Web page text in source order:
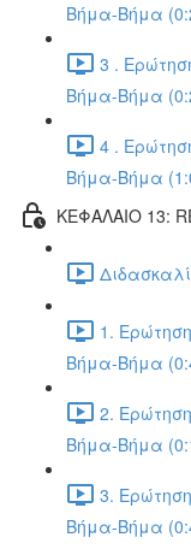
Βήμα-Βήμα
3 .
Βήμα-Βήμα
4 .
Βήμα-Βήμα
ΚΕΦΑΛΑΙΟ 13:
1.
Βήμα-Βήμα
2.
Βήμα-Βήμα
3.
Βήμα-Βήμα